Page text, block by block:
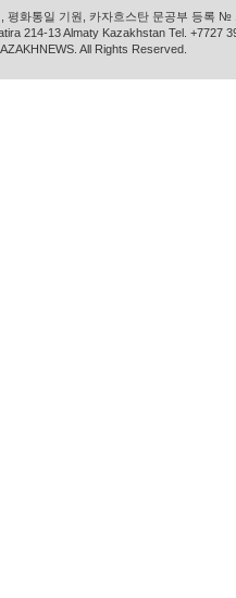
평화통일 기원, 카자흐스탄 문공부 등록
214-13 Almaty Kazakhstan Tel. +7727
All Rights Reserved.